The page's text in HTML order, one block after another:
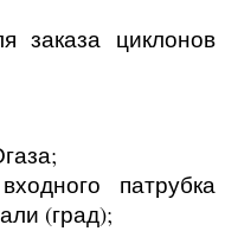
заказа циклонов
патрубка
(град);